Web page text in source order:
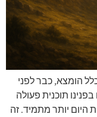
הומצא, כבר לפני
תוכנית פעולה
היום יותר מתמיד. זה